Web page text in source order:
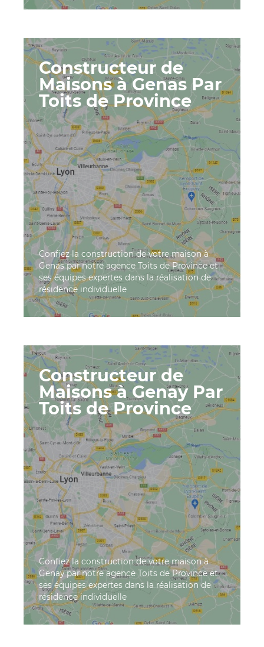
Constructeur de
Maisons à Genas Par
Toits de Province
Confiez la construction de votre maison à
Genas par notre agence Toits de Province et
ses équipes expertes dans la réalisation de
résidence individuelle
Constructeur de
Maisons à Genay Par
Toits de Province
Confiez la construction de votre maison à
Genay par notre agence Toits de Province et
ses équipes expertes dans la réalisation de
résidence individuelle